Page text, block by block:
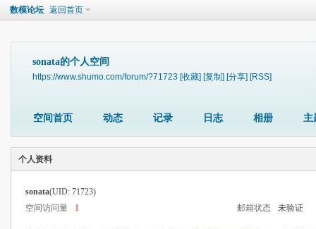
数模论坛 返回首页
sonata的个人空间
https://www.shumo.com/forum/?71723 [收藏] [复制] [分享] [RSS]
空间首页 动态 记录 日志 相册 主
个人资料
sonata(UID: 71723)
空间访问量
1 邮箱状态 未验证